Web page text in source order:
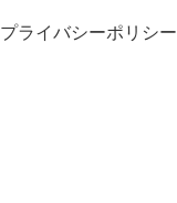
プライバシーポリシー